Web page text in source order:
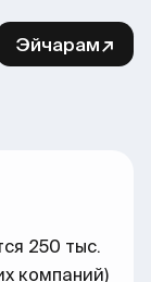
Эйчарам↗
250 тыс.
компаний)